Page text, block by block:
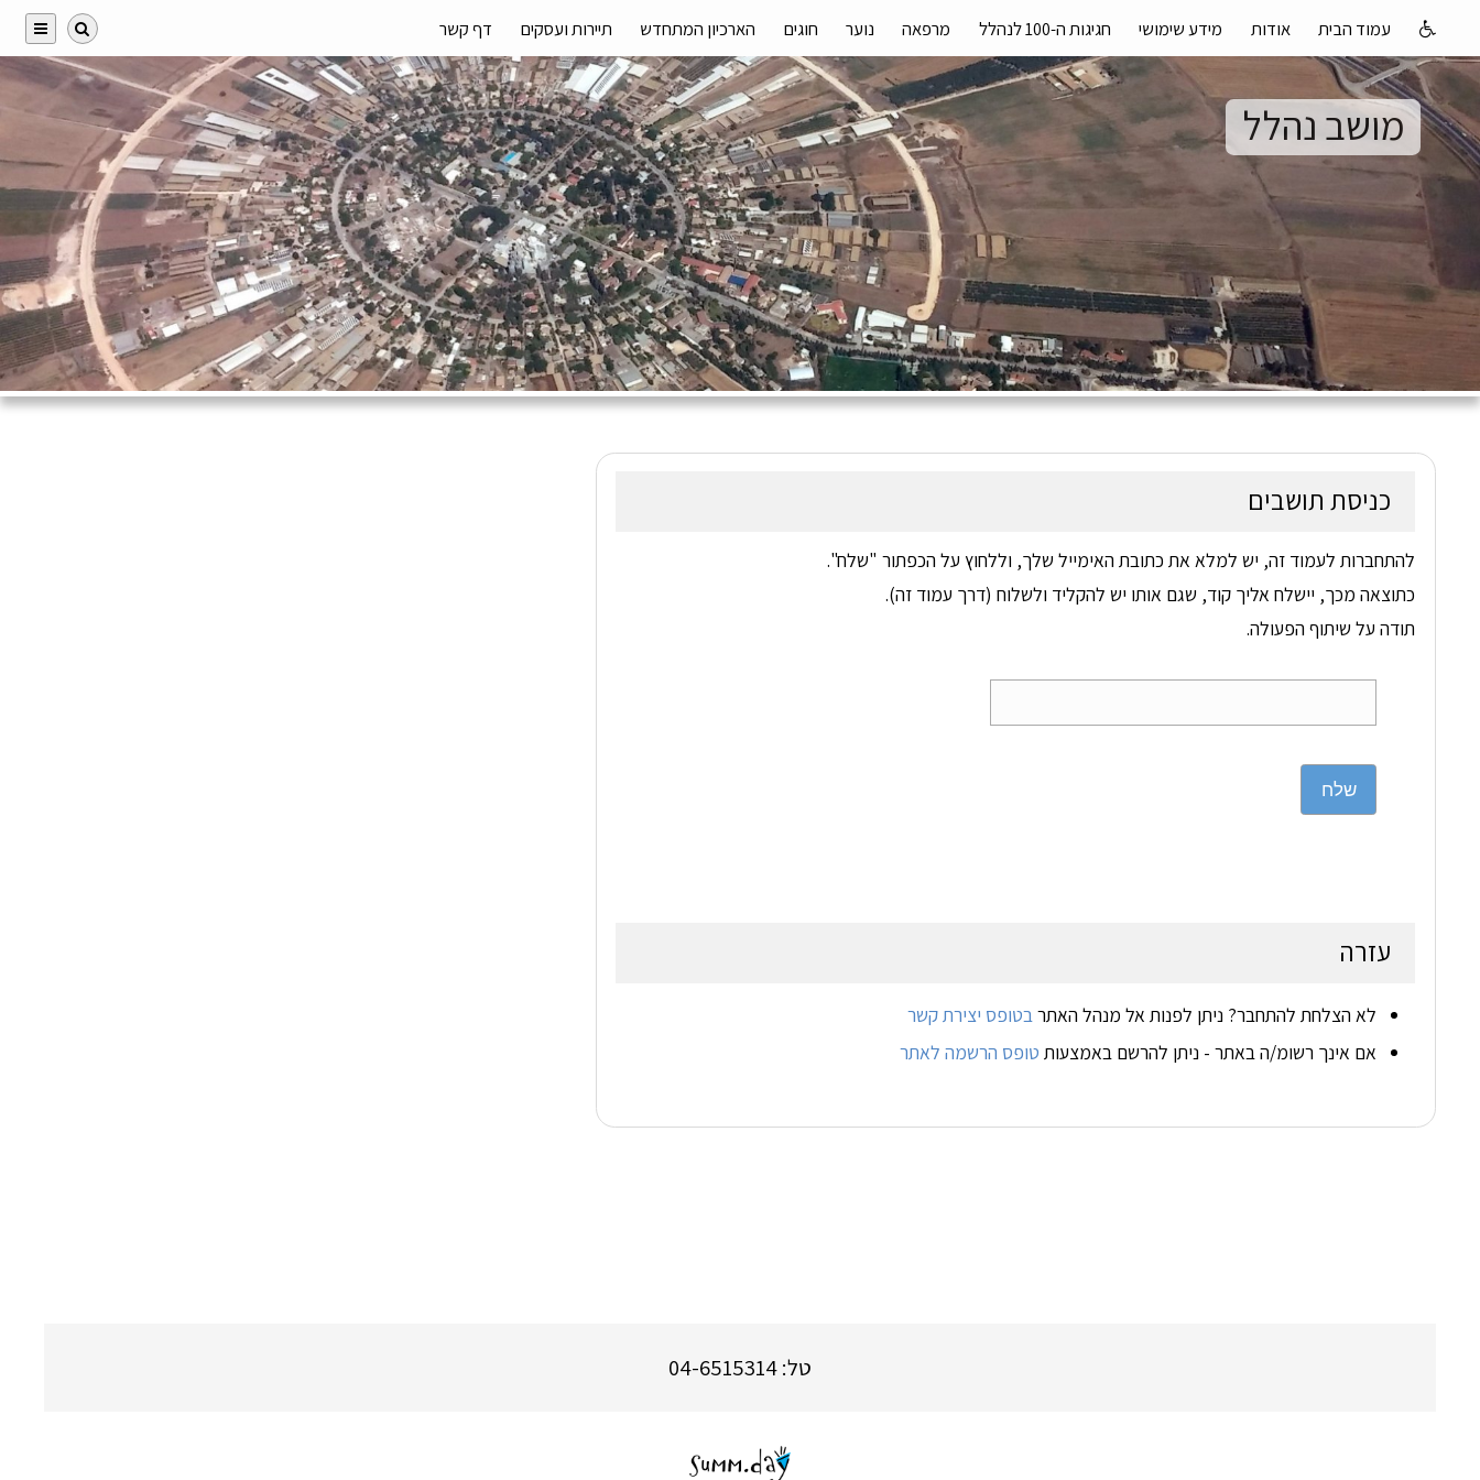
עמוד הבית אודות מידע שימושי חגיגות ה-100 לנהלל מרפאה נוער חוגים הארכיון המתחדש תיירות ועסקים דף קשר
מושב נהלל
כניסת תושבים
להתחברות לעמוד זה, יש למלא את כתובת האימייל שלך, וללחוץ על הכפתור "שלח".
כתוצאה מכך, יישלח אליך קוד, שגם אותו יש להקליד ולשלוח (דרך עמוד זה).
תודה על שיתוף הפעולה.
שלח
עזרה
לא הצלחת להתחבר? ניתן לפנות אל מנהל האתרבטופס יצירת קשר
אם אינך רשומ/ה באתר - ניתן להרשם באמצעות טופס הרשמה לאתר
טל: 04-6515314